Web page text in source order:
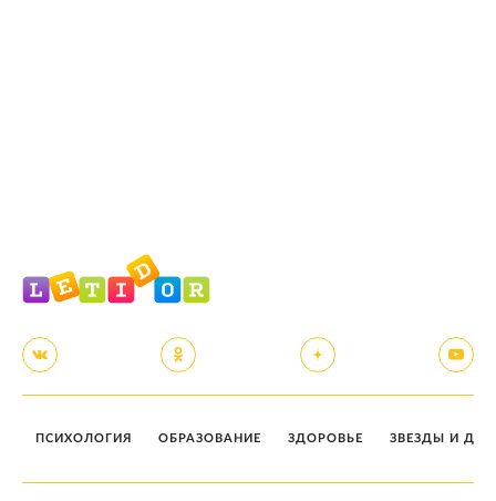
ПСИХОЛОГИЯ ОБРАЗОВАНИЕ ЗДОРОВЬЕ ЗВЕЗДЫ И